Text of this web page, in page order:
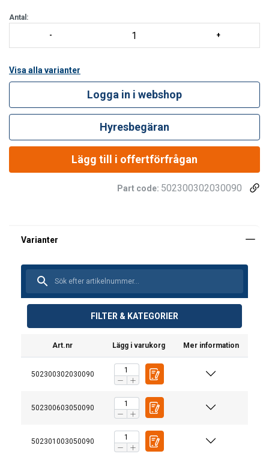
Antal:
Visa alla varianter
Logga in i webshop
Hyresbegäran
Lägg till i offertförfrågan
Part code: 502300302030090
FILTER & KATEGORIER
Art.nr Lägg i varukorg Mer information
502300302030090
502300603050090
502301003050090
Anmärkning: